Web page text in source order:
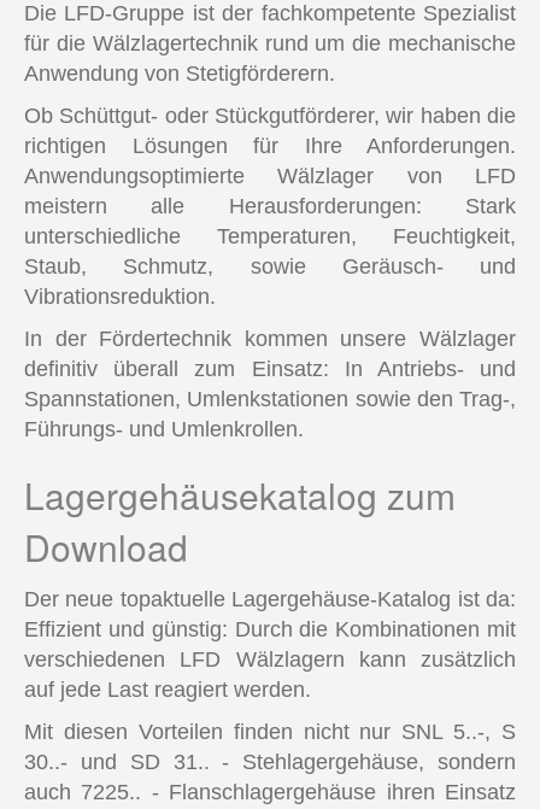
Die LFD-Gruppe ist der fachkompetente Spezialist
für die Wälzlagertechnik rund um die mechanische
Anwendung von Stetigförderern.
Ob Schüttgut- oder Stückgutförderer, wir haben die
richtigen Lösungen für Ihre Anforderungen.
Anwendungsoptimierte Wälzlager von LFD
meistern alle Herausforderungen: Stark
unterschiedliche Temperaturen, Feuchtigkeit,
Staub, Schmutz, sowie Geräusch- und
Vibrationsreduktion.
In der Fördertechnik kommen unsere Wälzlager
definitiv überall zum Einsatz: In Antriebs- und
Spannstationen, Umlenkstationen sowie den Trag-,
Führungs- und Umlenkrollen.
Lagergehäusekatalog zum
Download
Der neue topaktuelle Lagergehäuse-Katalog ist da:
Effizient und günstig: Durch die Kombinationen mit
verschiedenen LFD Wälzlagern kann zusätzlich
auf jede Last reagiert werden.
Mit diesen Vorteilen finden nicht nur SNL 5..-, S
30..- und SD 31.. - Stehlagergehäuse, sondern
auch 7225.. - Flanschlagergehäuse ihren Einsatz